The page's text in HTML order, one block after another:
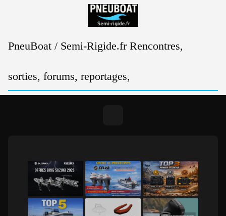
PneuBoat / Semi-Rigide.fr Rencontres,
sorties, forums, reportages,